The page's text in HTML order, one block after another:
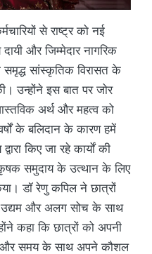
से राष्ट्र को नई
और जिम्मेदार नागरिक
सांस्कृतिक विरासत के
उन्होंने इस बात पर जोर
अर्थ और महत्व को
के बलिदान के कारण हमें
किए जा रहे कार्यों की
कृषक समुदाय के उत्थान के लिए
डॉ रेणु कपिल ने छात्रों
उद्यम और अलग सोच के साथ
कहा कि छात्रों को अपनी
और समय के साथ अपने कौशल